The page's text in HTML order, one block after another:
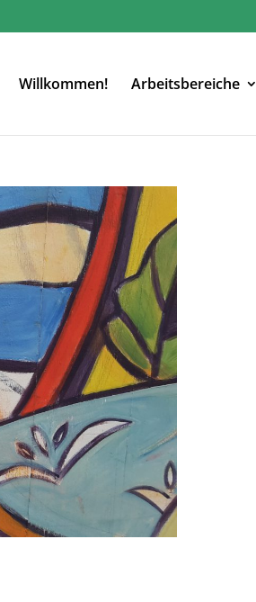
Willkommen! Arbeitsbereiche